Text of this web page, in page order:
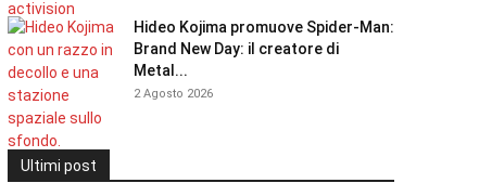
Hideo Kojima promuove Spider-Man:
Brand New Day: il creatore di
Metal...
2 Agosto 2026
Ultimi post